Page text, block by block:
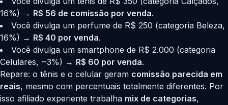
16%) → R$ 56 de comissão por venda.
Você divulga um perfume de R$ 250 (categoria Beleza,
16%) → R$ 40 por venda.
Você divulga um smartphone de R$ 2.000 (categoria
Celulares, ~3%) → R$ 60 por venda.
Repare: o tênis e o celular geram comissão parecida em
reais, mesmo com percentuais totalmente diferentes. Por
isso afiliado experiente trabalha mix de categorias,